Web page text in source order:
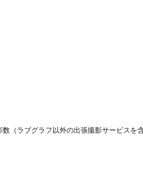
（ラブグラフ以外の出張撮影サービスを